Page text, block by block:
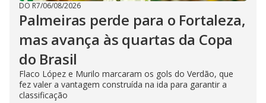
DO R7/06/08/2026
Palmeiras perde para o Fortaleza,
mas avança às quartas da Copa
do Brasil
Flaco López e Murilo marcaram os gols do Verdão, que
fez valer a vantagem construída na ida para garantir a
classificação